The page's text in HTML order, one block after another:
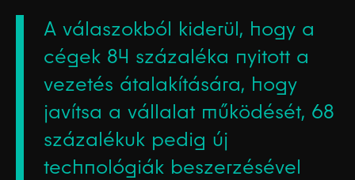
A válaszokból kiderül, hogy a
cégek 84 százaléka nyitott a
vezetés átalakítására, hogy
javítsa a vállalat működését, 68
százalékuk pedig új
technológiák beszerzésével